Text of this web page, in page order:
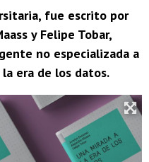
fue escrito por
y Felipe Tobar,
no especializada a
era de los datos.